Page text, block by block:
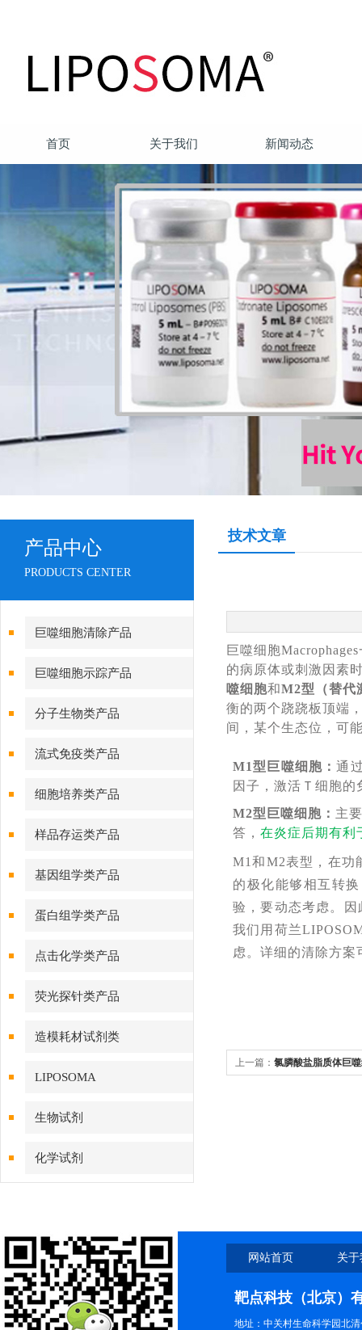
首页 关于我们 新闻动态
产品中心
PRODUCTS CENTER
巨噬细胞清除产品
巨噬细胞示踪产品
分子生物类产品
流式免疫类产品
细胞培养类产品
样品存运类产品
基因组学类产品
蛋白组学类产品
点击化学类产品
荧光探针类产品
造模耗材试剂类
LIPOSOMA
生物试剂
化学试剂
精品仪器
技术服务
技术文章
巨噬细胞
的病原体或刺激因素
噬细胞和M2型（替代
衡的两个跷跷板顶端
间，某个生态位，可
M1型巨噬细胞 ：通
因子，激活Ｔ细胞
M2型巨噬细胞 ： 主
答， 在炎症后期有利
M1和M2表型，在功
的极化能够相互转
验，要动态考虑。
我们用荷兰
虑。详细的清除方
上一篇： 氯膦酸盐脂质体巨
网站首页 关
靶点科技（北京）
地址：中关村生命科学园北